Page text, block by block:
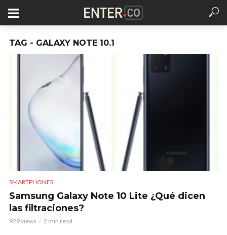
TAG - GALAXY NOTE 10.1
SMARTPHONES
Samsung Galaxy Note 10 Lite ¿Qué dicen
las filtraciones?
929 views 2 min read